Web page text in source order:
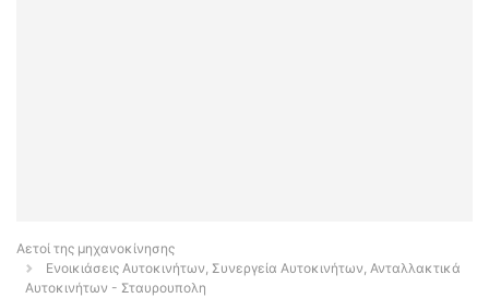
Αετοί της μηχανοκίνησης
Ενοικιάσεις Αυτοκινήτων, Συνεργεία Αυτοκινήτων, Ανταλλακτικά
Αυτοκινήτων - Σταυρουπολη